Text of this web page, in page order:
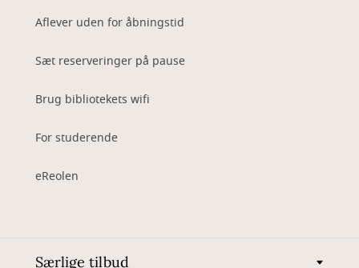
Aflever uden for åbningstid
Sæt reserveringer på pause
Brug bibliotekets wifi
For studerende
eReolen
Særlige tilbud